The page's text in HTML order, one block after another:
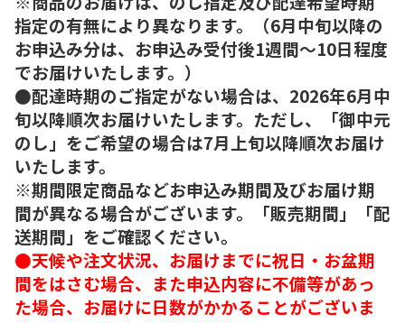
指定の有無により異なります。（6月中旬以降の
お申込み分は、お申込み受付後1週間～10日程度
でお届けいたします。）
●配達時期のご指定がない場合は、2026年6月中
旬以降順次お届けいたします。ただし、「御中元
のし」をご希望の場合は7月上旬以降順次お届け
いたします。
※期間限定商品などお申込み期間及びお届け期
間が異なる場合がございます。「販売期間」「配
送期間」をご確認ください。
●天候や注文状況、お届けまでに祝日・お盆期
間をはさむ場合、また申込内容に不備等があっ
た場合、お届けに日数がかかることがございま